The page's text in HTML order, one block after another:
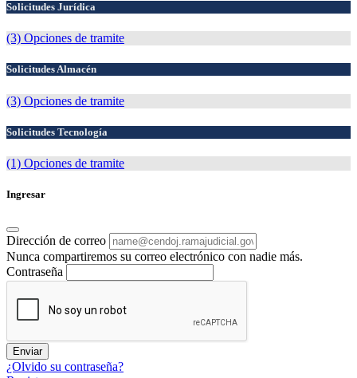
Solicitudes Jurídica
(3) Opciones de tramite
Solicitudes Almacén
(3) Opciones de tramite
Solicitudes Tecnología
(1) Opciones de tramite
Ingresar
Dirección de correo
Nunca compartiremos su correo electrónico con nadie más.
Contraseña
Enviar
¿Olvido su contraseña?